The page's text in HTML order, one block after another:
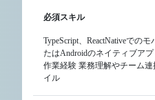
必須スキル
TypeScript、ReactNativeでの
たはAndroidのネイティブア
作業経験 業務理解やチーム
イル